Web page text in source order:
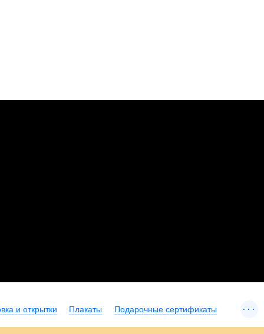
и открытки Плакаты Подарочные сертификаты ...